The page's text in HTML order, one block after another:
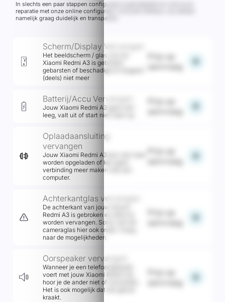
In slechts een paar stappen configureer je gemakkelijk en snel jouw
reparatie met onze online configurator inclusief offertool, wij werken
namelijk graag duidelijk en transparant
Scherm/Display Vervangen
Het beeldscherm / glas van jou
Xiaomi Redmi A3 is gebroken,
gebarsten of beschadigd of reageert
(deels) niet meer
aanvraag
add
Batterij/Accu Vervangen
Jouw Xiaomi Redmi A3 gaat snel
leeg, valt uit of start niet meer op.
aanvraag
add
Oplaadaansluiting
vervangen
Jouw Xiaomi Redmi A3 kan niet meer
worden opgeladen of kan geen
verbinding meer maken met een
computer.
aanvraag
add
Achterkantglas vervangen
De achterkant van jouw Xiaomi
Redmi A3 is gebroken en dient te
worden vervangen. Soms valt het
cameraglas hier ook onder. Vraag
naar de mogelijkheden.
Prijs op
aanvraag
add
Oorspeaker vervangen
Wanneer je een telefoongesprek
voert met jouw Xiaomi Redmi A3,
hoor je de ander niet of nauwelijks.
Het is ook mogelijk dat het geluid
kraakt.
Prijs op
aanvraag
add